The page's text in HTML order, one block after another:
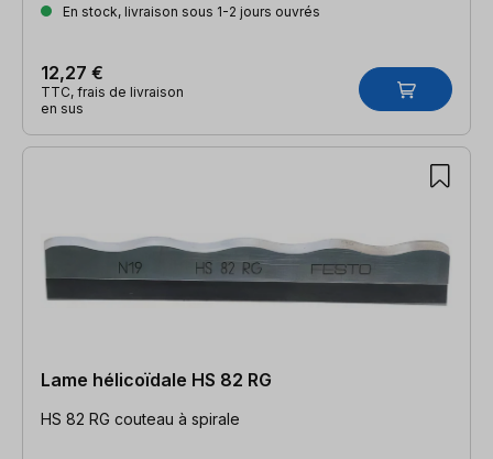
En stock, livraison sous 1-2 jours ouvrés
12,27 €
TTC, frais de livraison
en sus
Lame hélicoïdale HS 82 RG
HS 82 RG couteau à spirale